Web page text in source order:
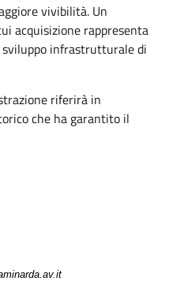
vivibilità. Un
acquisizione rappresenta
sviluppo infrastrutturale di
riferirà in
che ha garantito il